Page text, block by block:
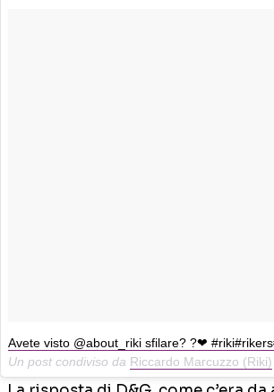
Avete visto @about_riki sfilare? ?❤
Un post condiviso da Riccardo Marcuzzo (Riki)